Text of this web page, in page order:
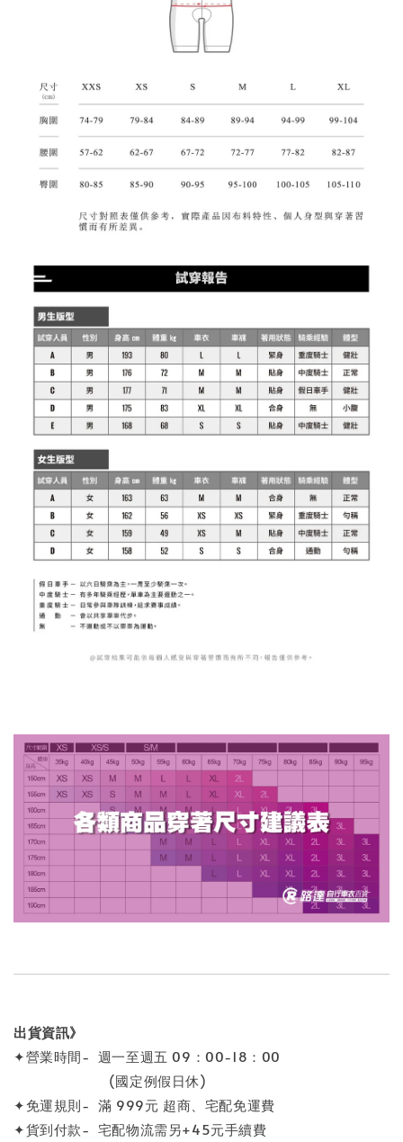
出貨資訊》
✦營業時間- 週一至週五 09：00-18：00
(國定例假日休)
✦免運規則- 滿 999元 超商、宅配免運費
✦貨到付款- 宅配物流需另+45元手續費